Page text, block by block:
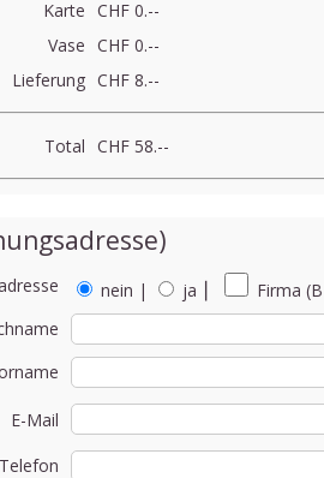
Karte CHF 0.--
Vase CHF 0.--
Lieferung CHF 8.--
Total CHF 58.--
nein | ja
Firma
E-Mail
Telefon